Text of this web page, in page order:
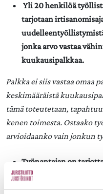
Yli 20 henkilöä
tarjotaan
jonka arvo vastaa
kuukausipalkkaa.
Palkka ei siis vastaa omaa
keskimääräistä
tämä toteutetaan,
kenen toimesta. Ostaako
arvioidaanko vain jonkun
Työnantajan on
työterveyshuollon
irtisanomisajan